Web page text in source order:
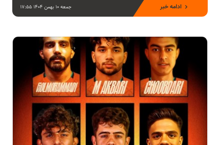
جمعه 10 بهمن 1404 17:55 ادامه خبر